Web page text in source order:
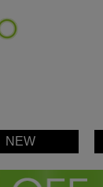
NEW